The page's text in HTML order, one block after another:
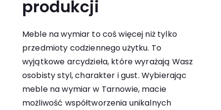
produkcji
Meble na wymiar to coś więcej niż tylko
przedmioty codziennego użytku. To
wyjątkowe arcydzieła, które wyrażają Wasz
osobisty styl, charakter i gust. Wybierając
meble na wymiar w Tarnowie, macie
możliwość współtworzenia unikalnych